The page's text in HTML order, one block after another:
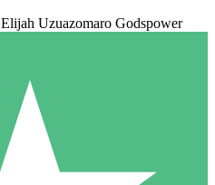
Elijah Uzuazomaro Godspower